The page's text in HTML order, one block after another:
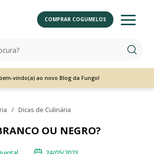
COMPRAR COGUMELOS
vindo(a) ao novo Blog da Fungo!
/ Dicas de Culinária
OU NEGRO?